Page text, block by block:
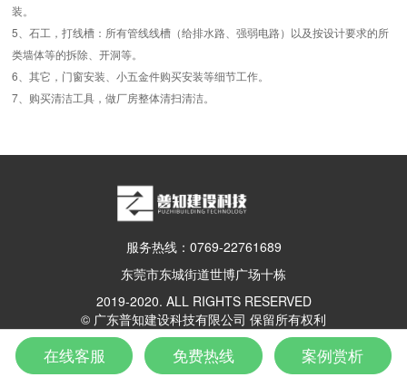
装。
5、石工，打线槽：所有管线线槽（给排水路、强弱电路）以及按设计要求的所
类墙体等的拆除、开洞等。
6、其它，门窗安装、小五金件购买安装等细节工作。
7、购买清洁工具，做厂房整体清扫清洁。
服务热线：0769-22761689
东莞市东城街道世博广场十栋
2019-2020. ALL RIGHTS RESERVED
© 广东普知建设科技有限公司 保留所有权利
粤ICP备19111901号
在线客服 免费热线 案例赏析